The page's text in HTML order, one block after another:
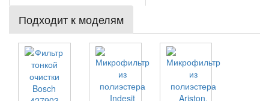
Подходит к моделям